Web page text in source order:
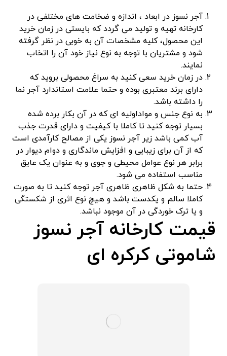
آجر نسوز در ابعاد ، اندازه و ضخامت های مختلفی در
کارخانه تهیه و تولید می گردد که بایستی در زمان خرید
این محصول، کلیه مشخصات آن به خوبی در نظر گرفته
شود و مشتریان با توجه به نوع نیاز خود آن را اتخاب
نمایند.
در زمان خرید سعی کنید به سراغ محصولی بروید که
دارای برند معتبری بوده و حتما علامت استاندارد آجر نما
را داشته باشد.
به نوع جنس و مواداولیه ای که در آن بکار برده شده
بسیار توجه کنید تا کاملا با کیفیت و دارای قدرت جذب
آب کمی باشد زیر آجر نسوز یکی از مصالح کارآمدی است
که از آن برای زیبایی و افزایش ماندگاری و دوام دیوار در
برابر هر نوع عوامل محیطی و جوی و به عنوان یک عایق
مناسب استفاده می شود.
حتما به شکل ظاهری ظاهری آجر توجه کنید تا به صورت
کاملا سالم و یکدست باشد و هیچ نوع اثری از شکستگی
و یا ترک خوردگی در آن موجود نباشد.
قیمت کارخانه آجر نسوز
شاموتی کرکره ای